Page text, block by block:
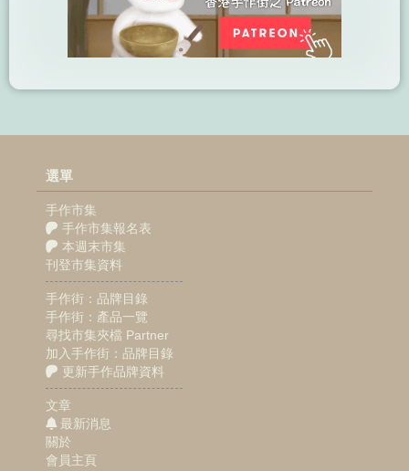
選單
手作市集
手作市集報名表
本週末市集
刊登市集資料
手作街：品牌目錄
手作街：產品一覽
尋找市集夾檔 Partner
加入手作街：品牌目錄
更新手作品牌資料
文章
最新消息
關於
會員主頁